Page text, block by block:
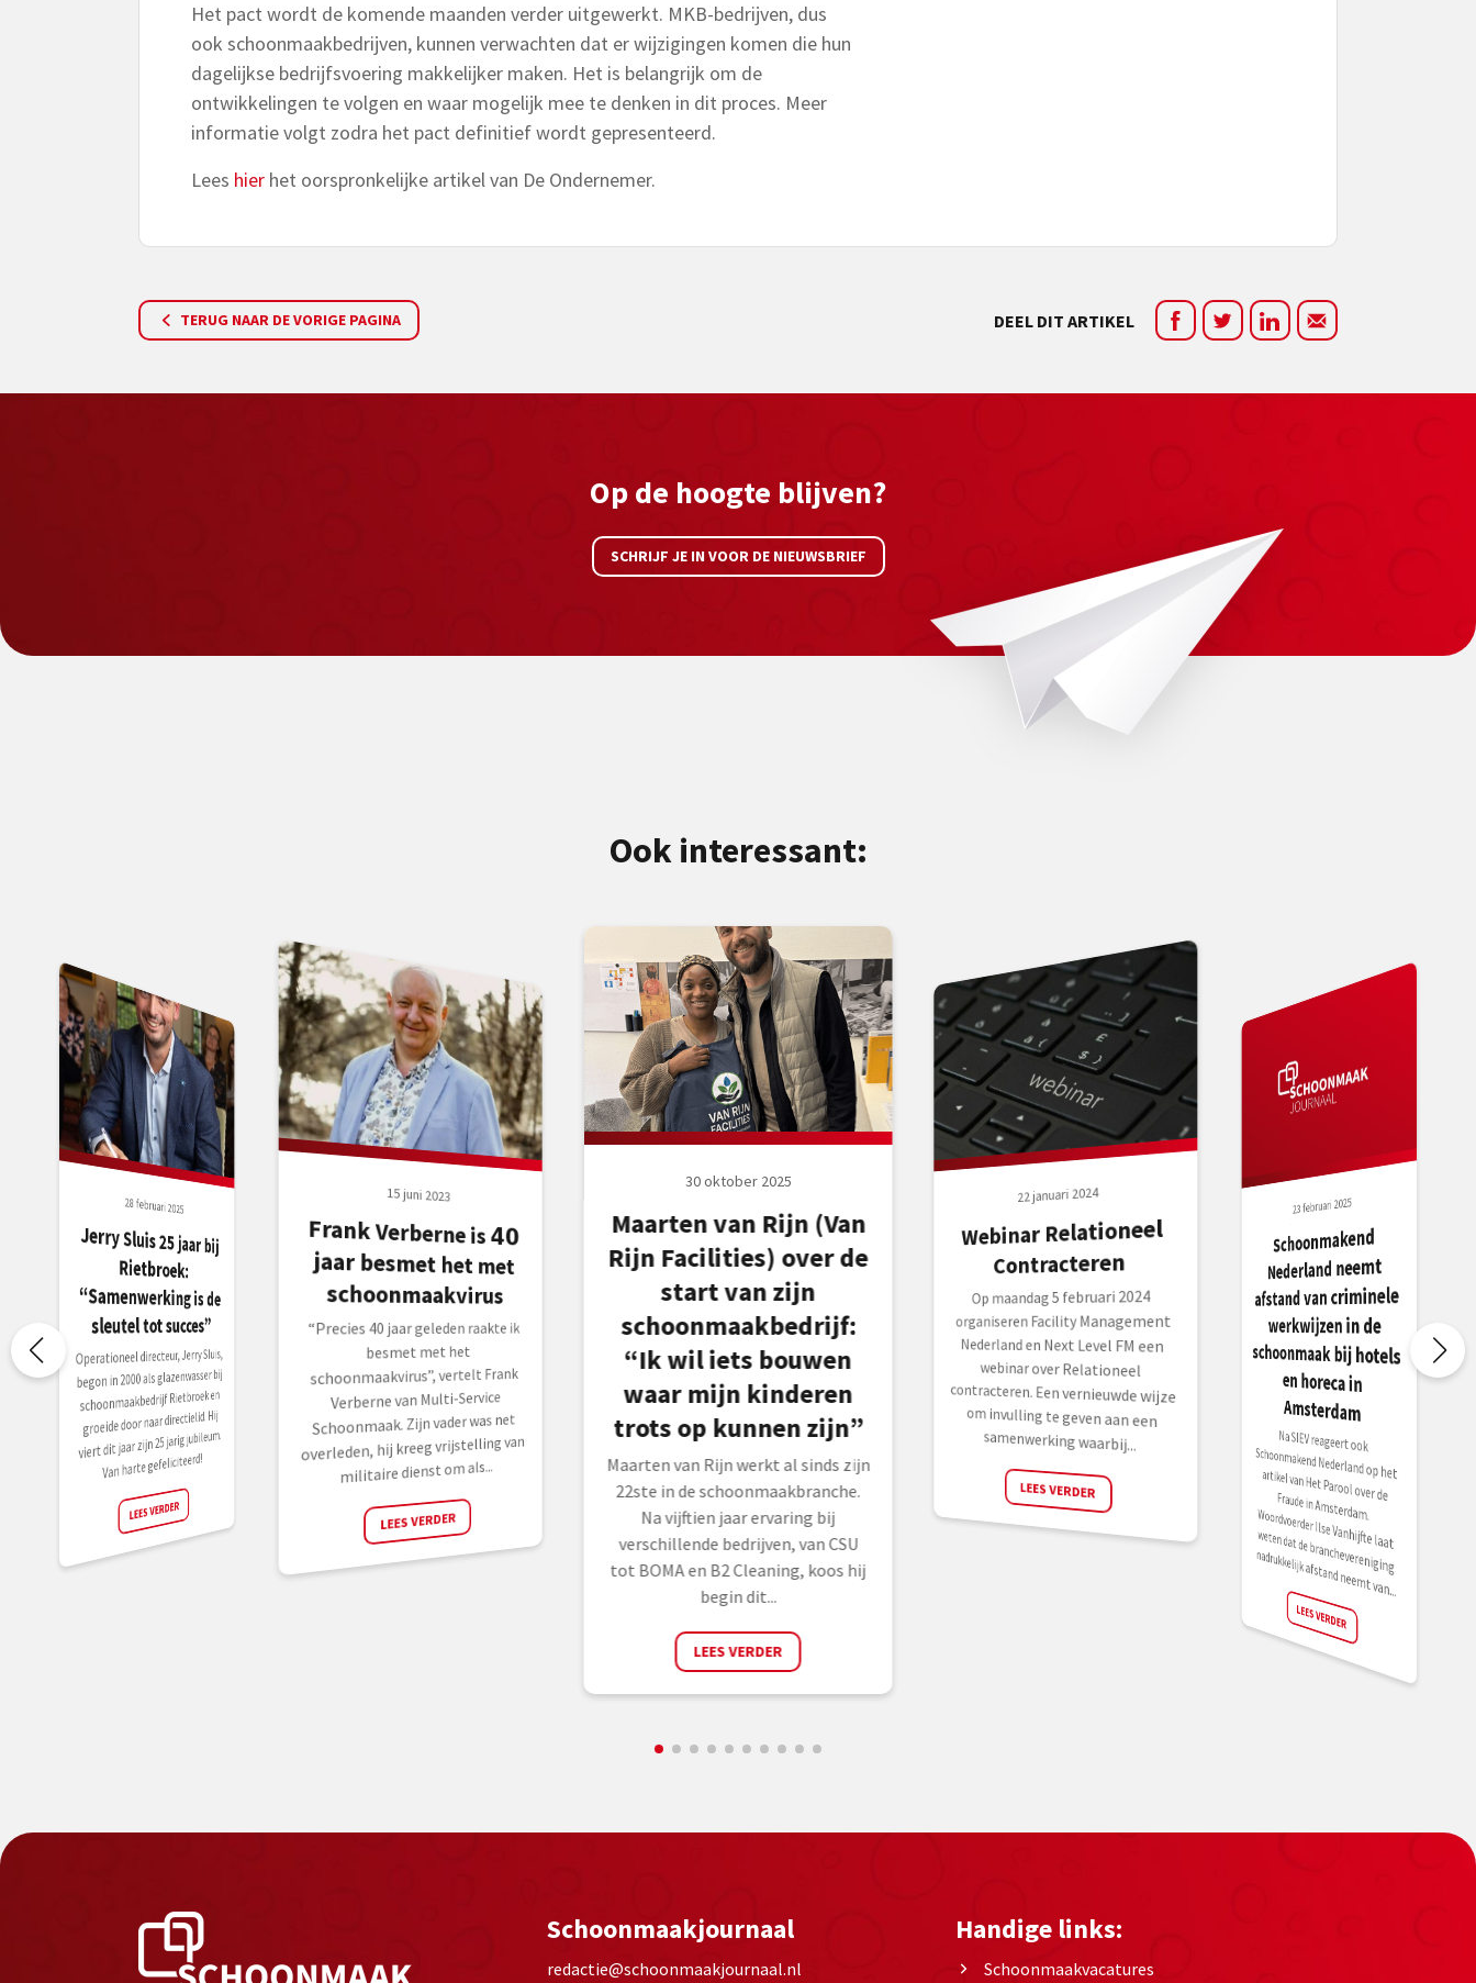
Het pact wordt de komende maanden verder uitgewerkt. MKB-bedrijven, dus
ook schoonmaakbedrijven, kunnen verwachten dat er wijzigingen komen die hun
dagelijkse bedrijfsvoering makkelijker maken. Het is belangrijk om de
ontwikkelingen te volgen en waar mogelijk mee te denken in dit proces. Meer
informatie volgt zodra het pact definitief wordt gepresenteerd.
Lees hier het oorspronkelijke artikel van De Ondernemer.
TERUG NAAR DE VORIGE PAGINA DEEL DIT ARTIKEL
Op de hoogte blijven?
SCHRIJF JE IN VOOR DE NIEUWSBRIEF
Ook interessant:
28 februari 2025
Jerry Sluis 25 jaar bij
Rietbroek:
“Samenwerking is de
sleutel tot succes”
Operationeel directeur, Jerry Sluis,
begon in 2000 als glazenwasser bij
schoonmaakbedrijf Rietbroek en
groeide door naar directielid. Hij
viert dit jaar zijn 25 jarig jubileum.
Van harte gefeliciteerd!
LEES VERDER
15 juni 2023
Frank Verberne is 𝟰𝟬
jaar besmet het met
schoonmaakvirus
“Precies 40 jaar geleden raakte ik
besmet met het
schoonmaakvirus”, vertelt Frank
Verberne van Multi-Service
Schoonmaak. Zijn vader was net
overleden, hij kreeg vrijstelling van
militaire dienst om als...
LEES VERDER
30 oktober 2025
Maarten van Rijn (Van
Rijn Facilities) over de
start van zijn
schoonmaakbedrijf:
“Ik wil iets bouwen
waar mijn kinderen
trots op kunnen zijn”
Maarten van Rijn werkt al sinds zijn
22ste in de schoonmaakbranche.
Na vijftien jaar ervaring bij
verschillende bedrijven, van CSU
tot BOMA en B2 Cleaning, koos hij
begin dit...
LEES VERDER
22 januari 2024
Webinar Relationeel
Contracteren
Op maandag 5 februari 2024
organiseren Facility Management
Nederland en Next Level FM een
webinar over Relationeel
contracteren. Een vernieuwde wijze
om invulling te geven aan een
samenwerking waarbij...
LEES VERDER
23 februari 2025
Schoonmakend
Nederland neemt
afstand van criminele
werkwijzen in de
schoonmaak bij hotels
en horeca in
Amsterdam
Na SIEV reageert ook
Schoonmakend Nederland op het artikel van Het Parool over de
Fraude in Amsterdam. Woordvoerder Ilse Vanhijfte laat
weten dat de branchevereniging
nadrukkelijk afstand neem
t van...
LEES VERDER
Schoonmaakjournaal
redactie@schoonmaakjournaal.nl
Handige links:
Schoonmaakvacatures